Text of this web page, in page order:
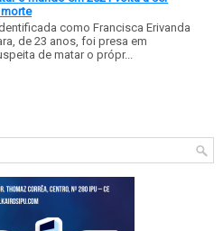
como Francisca Erivanda
de 23 anos, foi presa em
de matar o própr...